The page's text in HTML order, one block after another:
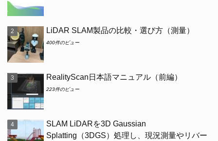
LiDAR SLAM製品の比較・選び方（測量）
400件のビュー
RealityScan日本語マニュアル（前編）
223件のビュー
SLAM LiDARを3D Gaussian
Splatting（3DGS）処理し、現況測量やリバー